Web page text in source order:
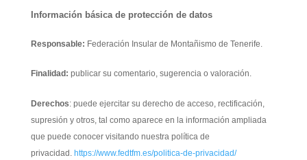
Información básica de protección de datos
Responsable: Federación Insular de Montañismo de Tenerife.
Finalidad: publicar su comentario, sugerencia o valoración.
Derechos: puede ejercitar su derecho de acceso, rectificación,
supresión y otros, tal como aparece en la información ampliada
que puede conocer visitando nuestra política de
privacidad. https://www.fedtfm.es/politica-de-privacidad/